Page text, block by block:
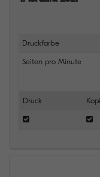
Druckfarbe
Seiten pro Minute
Druck